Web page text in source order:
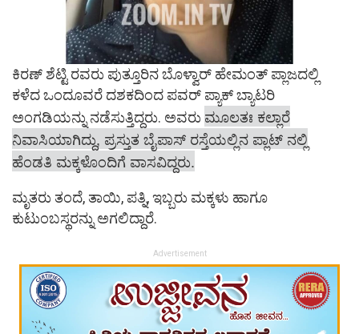
ಕಿರಣ್ ಶೆಟ್ಟಿ ರವರು ಪುತ್ತೂರಿನ ಬೊಳ್ವಾರ್ ಹೇಮಂತ್ ಪ್ಲಾಜದಲ್ಲಿ
ಕಳೆದ ಒಂದೂವರೆ ದಶಕದಿಂದ ಪವರ್ ಪ್ಯಾಕ್ ಬ್ಯಾಟರಿ
ಅಂಗಡಿಯನ್ನು ನಡೆಸುತ್ತಿದ್ದರು. ಅವರು ಮೂಲತಃ ಕಲ್ಲಾರೆ
ನಿವಾಸಿಯಾಗಿದ್ದು, ಪ್ರಸ್ತುತ ಬೈಪಾಸ್ ರಸ್ತೆಯಲ್ಲಿನ ಪ್ಲಾಟ್ ನಲ್ಲಿ
ಹೆಂಡತಿ ಮಕ್ಕಳೊಂದಿಗೆ ವಾಸವಿದ್ದರು.
ಮೃತರು ತಂದೆ, ತಾಯಿ, ಪತ್ನಿ, ಇಬ್ಬರು ಮಕ್ಕಳು ಹಾಗೂ
ಕುಟುಂಬಸ್ಥರನ್ನು ಅಗಲಿದ್ದಾರೆ.
Advertisement